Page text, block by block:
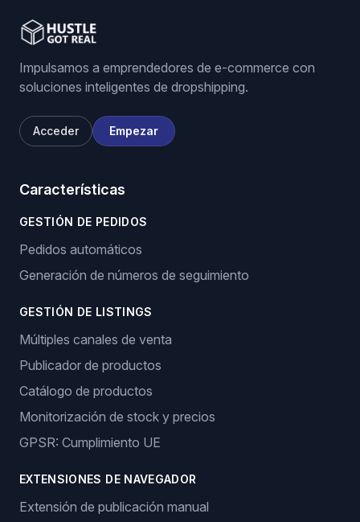
Impulsamos a emprendedores de e-commerce con
soluciones inteligentes de dropshipping.
Acceder Empezar
Características
GESTIÓN DE PEDIDOS
Pedidos automáticos
Generación de números de seguimiento
GESTIÓN DE LISTINGS
Múltiples canales de venta
Publicador de productos
Catálogo de productos
Monitorización de stock y precios
GPSR: Cumplimiento UE
EXTENSIONES DE NAVEGADOR
Extensión de publicación manual